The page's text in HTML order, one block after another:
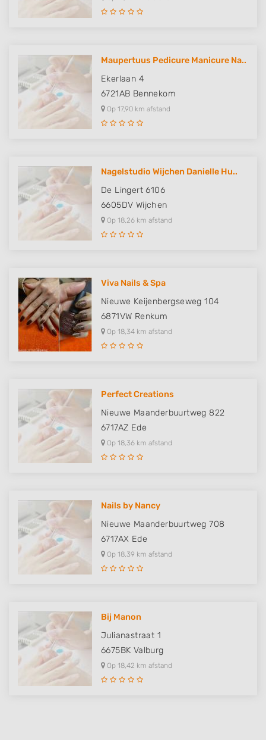
Maupertuus Pedicure Manicure Na..
Ekerlaan 4
6721AB Bennekom
Op 17,90 km afstand
Nagelstudio Wijchen Danielle Hu..
De Lingert 6106
6605DV Wijchen
Op 18,26 km afstand
Viva Nails & Spa
Nieuwe Keijenbergseweg 104
6871VW Renkum
Op 18,34 km afstand
Perfect Creations
Nieuwe Maanderbuurtweg 822
6717AZ Ede
Op 18,36 km afstand
Nails by Nancy
Nieuwe Maanderbuurtweg 708
6717AX Ede
Op 18,39 km afstand
Bij Manon
Julianastraat 1
6675BK Valburg
Op 18,42 km afstand